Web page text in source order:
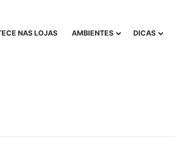
NAS LOJAS AMBIENTES DICAS